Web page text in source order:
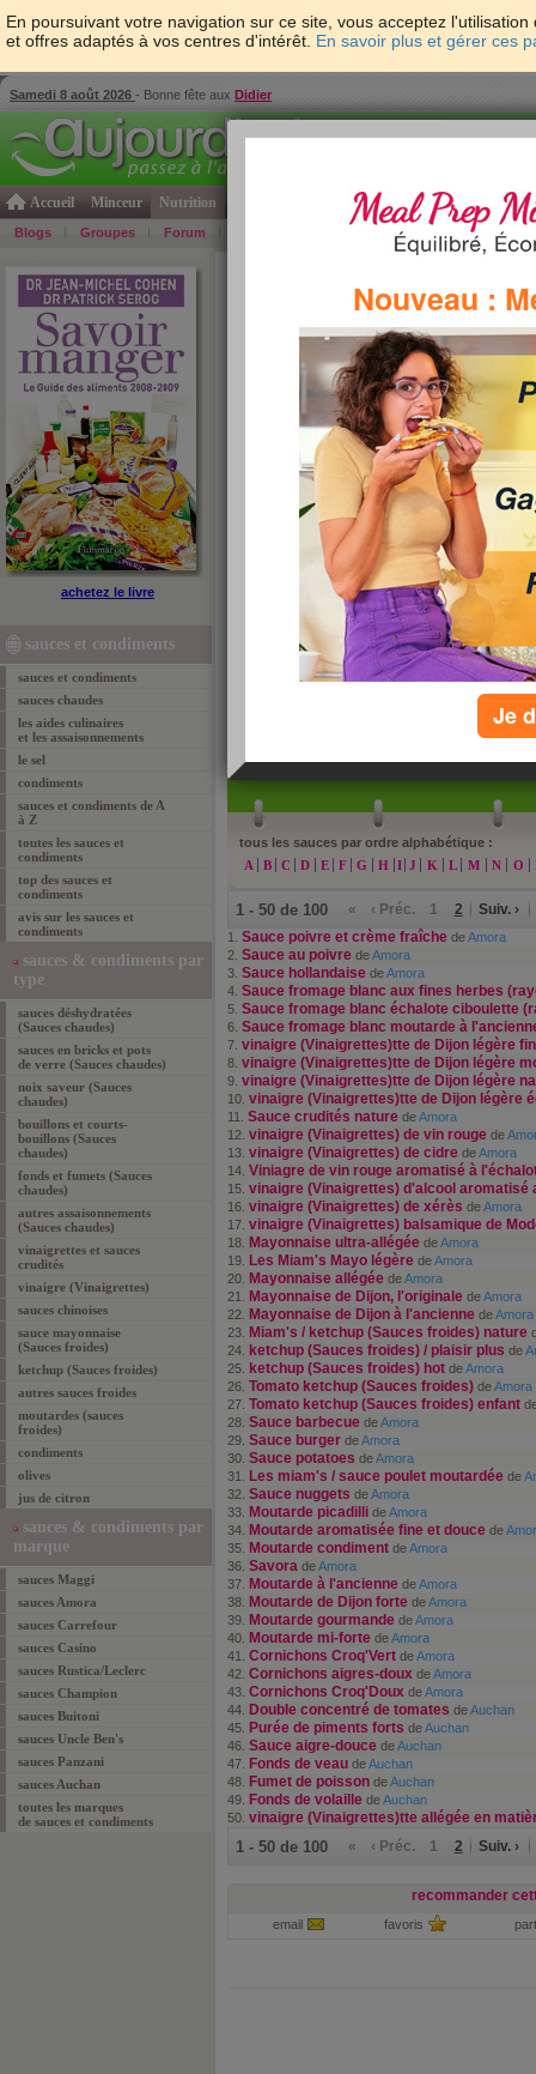
En poursuivant votre navigation sur ce site, vous acceptez
et offres adaptés à vos centres d'intérêt. En savoir plus et gérer ces
Samedi 8 août 2026 - Bonne fête aux Didier
Accueil Minceur Nutrition Psycho & tests Forme & santé
Blogs Groupes Forum Bons Plans
achetez le livre
sauces et condiments
sauces et condiments
sauces chaudes
les aides culinaires
et les assaisonnements
le sel
condiments
sauces et condiments de A
à Z
toutes les sauces et
condiments
top des sauces et
condiments
avis sur les sauces et
condiments
sauces & condiments par
type
sauces déshydratées
(Sauces chaudes)
sauces en bricks et pots
de verre (Sauces chaudes)
noix saveur (Sauces
chaudes)
bouillons et courts-
bouillons (Sauces
chaudes)
fonds et fumets (Sauces
chaudes)
autres assaisonnements
(Sauces chaudes)
vinaigrettes et sauces
crudités
vinaigre (Vinaigrettes)
sauces chinoises
sauce mayonnaise
(Sauces froides)
ketchup (Sauces froides)
autres sauces froides
moutardes (sauces
froides)
condiments
olives
jus de citron
sauces & condiments par
marque
sauces Maggi
sauces Amora
sauces Carrefour
sauces Casino
sauces Rustica/Leclerc
sauces Champion
sauces Buitoni
sauces Uncle Ben's
sauces Panzani
sauces Auchan
toutes les marques
de sauces et condiments
top des sauces et condiments
Retrouvez ci-dessous les meilleures des sauces
JM Cohen et Patrick Sérog. Cliquez sur l'une des
et consulter la composition d'une sauce ou d'un
tous les sauces par ordre alphabétique :
A
B C D E F G H I J K L M N O
1 - 50 de 100 « ‹ Préc. 1 2 Suiv. ›
1. Sauce poivre et crème fraîche deAmora
2. Sauce au poivre deAmora
3. Sauce hollandaise deAmora
4. Sauce fromage blanc aux fines herbes
5. Sauce fromage blanc échalote ciboulette
6. Sauce fromage blanc moutarde à
7. vinaigre (Vinaigrettes)tte de Dijon légère
8. vinaigre (Vinaigrettes)tte de Dijon légère
9. vinaigre (Vinaigrettes)tte de Dijon légère
10. vinaigre (Vinaigrettes)tte de Dijon légère
11. Sauce crudités nature deAmora
12. vinaigre (Vinaigrettes) de vin rouge de
13. vinaigre (Vinaigrettes) de cidre deAmora
14. Viniagre de vin rouge aromatisé à
15. vinaigre (Vinaigrettes) d'alcool aromatisé
16. vinaigre (Vinaigrettes) de xérès deAmora
17. vinaigre (Vinaigrettes) balsamique de
18. Mayonnaise ultra-allégée deAmora
19.
Les Miam's Mayo légère deAmora
20.
Mayonnaise allégée deAmora
21.
Mayonnaise de Dijon, l'originale deAmora
22.
Mayonnaise de Dijon à l'ancienne deAmora
23.
Miam's / ketchup (Sauces froides) nature
24.
ketchup (Sauces froides) / plaisir plus de
25.
ketchup (Sauces froides) hot deAmora
26. Tomato ketchup (Sauces froides) deAmora
27. Tomato ketchup (Sauces froides) enfant
28. Sauce barbecue deAmora
29. Sauce burger deAmora
30. Sauce potatoes deAmora
31.
Les miam's / sauce poulet moutardée de
32. Sauce nuggets deAmora
33.
Moutarde picadilli deAmora
34.
Moutarde aromatisée fine et douce de
35.
Moutarde condiment deAmora
36. Savora deAmora
37.
Moutarde à l'ancienne deAmora
38.
Moutarde de Dijon forte deAmora
39.
Moutarde gourmande deAmora
40.
Moutarde mi-forte deAmora
41. Cornichons Croq'Vert deAmora
42. Cornichons aigres-doux deAmora
43. Cornichons Croq'Doux deAmora
44.
Double concentré de tomates deAuchan
45.
Purée de piments forts deAuchan
46. Sauce aigre-douce deAuchan
47.
Fonds de veau deAuchan
48.
Fumet de poisson deAuchan
49.
Fonds de volaille deAuchan
50. vinaigre (Vinaigrettes)tte allégée en
1 - 50 de 100 « ‹ Préc. 1 2 Suiv. ›
recommander
email favoris
Nouveau :
Je